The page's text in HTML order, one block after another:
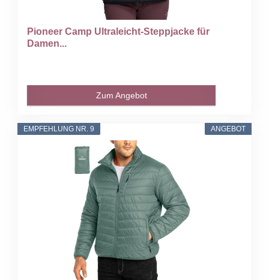
Pioneer Camp Ultraleicht-Steppjacke für
Damen...
Zum Angebot
ANGEBOT
EMPFEHLUNG NR. 9